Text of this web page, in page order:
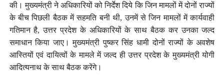
की। मुख्यमंत्री ने अधिकारियों को निर्देश दिये कि जिन मामलों में दोनों राज्यों
के बीच पिछली बैठक में सहमति बनी थी, उनमें से जिन मामलों में कार्यवाही
गतिमान है, उत्तर प्रदेश के अधिकारियों के साथ बैठक कर उनका जल्द
समाधान किया जाए। मुख्यमंत्री पुष्कर सिंह धामी दोनों राज्यों के अवशेष
आस्तियों एवं दायित्वों के मामले में जल्द ही उत्तर प्रदेश के मुख्यमंत्री योगी
आदित्यनाथ के साथ बैठक करेंगे।